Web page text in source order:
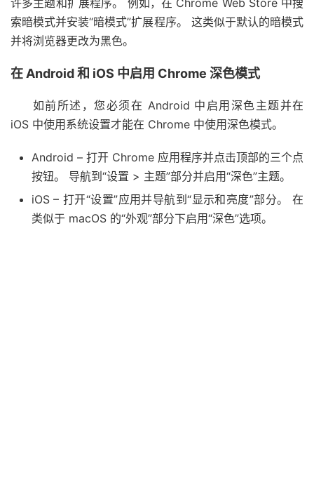
许多主题和扩展程序。 例如，在 Chrome Web Store 中搜
索暗模式并安装“暗模式”扩展程序。 这类似于默认的暗模式
并将浏览器更改为黑色。
在 Android 和 iOS 中启用 Chrome 深色模式
如前所述，您必须在 Android 中启用深色主题并在
iOS 中使用系统设置才能在 Chrome 中使用深色模式。
Android – 打开 Chrome 应用程序并点击顶部的三个点
按钮。 导航到“设置 > 主题”部分并启用“深色”主题。
iOS – 打开“设置”应用并导航到“显示和亮度”部分。 在
类似于 macOS 的“外观”部分下启用“深色”选项。